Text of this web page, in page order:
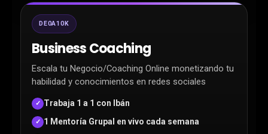
DE0A10K
Business Coaching
Escala tu Negocio/Coaching Online monetizando tu
habilidad y conocimientos en redes sociales
✓ Trabaja 1 a 1 con Ibán
✓ 1 Mentoría Grupal en vivo cada semana